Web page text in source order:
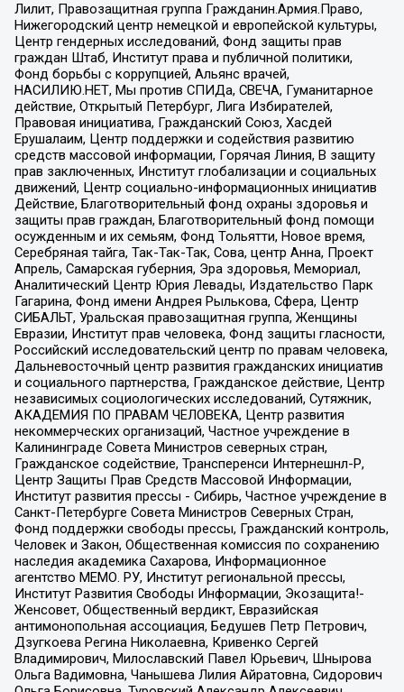
Лилит, Правозащитная группа Гражданин.Армия.Право,
Нижегородский центр немецкой и европейской культуры,
Центр гендерных исследований, Фонд защиты прав
граждан Штаб, Институт права и публичной политики,
Фонд борьбы с коррупцией, Альянс врачей,
НАСИЛИЮ.НЕТ, Мы против СПИДа, СВЕЧА, Гуманитарное
действие, Открытый Петербург, Лига Избирателей,
Правовая инициатива, Гражданский Союз, Хасдей
Ерушалаим, Центр поддержки и содействия развитию
средств массовой информации, Горячая Линия, В защиту
прав заключенных, Институт глобализации и социальных
движений, Центр социально-информационных инициатив
Действие, Благотворительный фонд охраны здоровья и
защиты прав граждан, Благотворительный фонд помощи
осужденным и их семьям, Фонд Тольятти, Новое время,
Серебряная тайга, Так-Так-Так, Сова, центр Анна, Проект
Апрель, Самарская губерния, Эра здоровья, Мемориал,
Аналитический Центр Юрия Левады, Издательство Парк
Гагарина, Фонд имени Андрея Рылькова, Сфера, Центр
СИБАЛЬТ, Уральская правозащитная группа, Женщины
Евразии, Институт прав человека, Фонд защиты гласности,
Российский исследовательский центр по правам человека,
Дальневосточный центр развития гражданских инициатив
и социального партнерства, Гражданское действие, Центр
независимых социологических исследований, Сутяжник,
АКАДЕМИЯ ПО ПРАВАМ ЧЕЛОВЕКА, Центр развития
некоммерческих организаций, Частное учреждение в
Калининграде Совета Министров северных стран,
Гражданское содействие, Трансперенси Интернешнл-Р,
Центр Защиты Прав Средств Массовой Информации,
Институт развития прессы - Сибирь, Частное учреждение в
Санкт-Петербурге Совета Министров Северных Стран,
Фонд поддержки свободы прессы, Гражданский контроль,
Человек и Закон, Общественная комиссия по сохранению
наследия академика Сахарова, Информационное
агентство МЕМО. РУ, Институт региональной прессы,
Институт Развития Свободы Информации, Экозащита!-
Женсовет, Общественный вердикт, Евразийская
антимонопольная ассоциация, Бедушев Петр Петрович,
Дзугкоева Регина Николаевна, Кривенко Сергей
Владимирович, Милославский Павел Юрьевич, Шнырова
Ольга Вадимовна, Чанышева Лилия Айратовна, Сидорович